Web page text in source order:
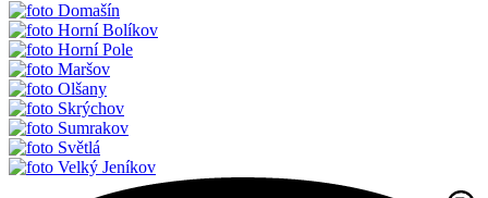
Domašín
Horní Bolíkov
Horní Pole
Maršov
Olšany
Skrýchov
Sumrakov
Světlá
Velký Jeníkov